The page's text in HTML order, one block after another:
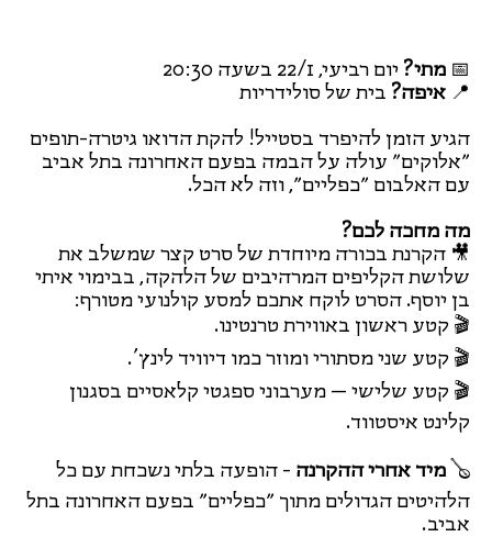
📅 מתי? יום רביעי, 22/1 בשעה 20:30
📍 איפה? בית של סולידריות
הגיע הזמן להיפרד בסטייל! להקת הדואו גיטרה-תופים
״אלוקים״ עולה על הבמה בפעם האחרונה בתל אביב
עם האלבום ״כפליים״, וזה לא הכל.
מה מחכה לכם?
🎥 הקרנת בכורה מיוחדת של סרט קצר שמשלב את
שלושת הקליפים המרהיבים של הלהקה, בבימוי איתי
בן יוסף. הסרט לוקח אתכם למסע קולנועי מטורף:
🎬 קטע ראשון באווירת טרנטינו.
🎬 קטע שני מסתורי ומוזר כמו דיוויד לינץ’.
🎬 קטע שלישי – מערבוני ספגטי קלאסיים בסגנון
קלינט איסטווד.
🪕 מיד אחרי ההקרנה - הופעה בלתי נשכחת עם כל
הלהיטים הגדולים מתוך ״כפליים״ בפעם האחרונה בתל
אביב.